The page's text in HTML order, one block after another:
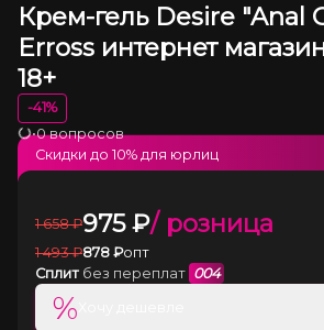
Крем-гель Desire "Anal
Erross интернет
18+
-41%
Загрузка
•0 вопросов
1 658 ₽975₽/ розница
1 493 ₽878 ₽опт
Сплит без переплат 004
%
Скидки до 10% для юрлиц